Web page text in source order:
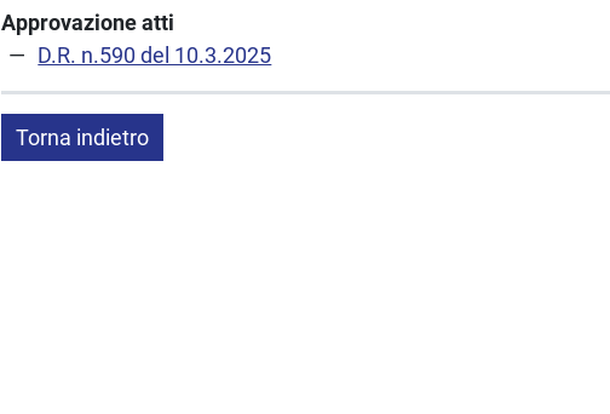
Approvazione atti
D.R. n.590 del 10.3.2025
Torna indietro